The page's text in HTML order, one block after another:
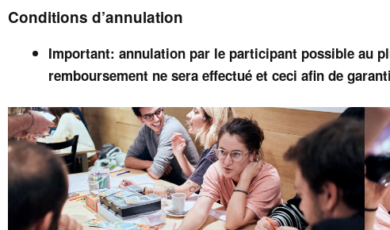
Conditions d’annulation
Important: annulation par le participant possible au
remboursement ne sera effectué et ceci afin de